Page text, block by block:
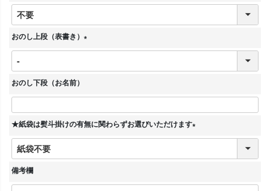
(
おのし上段（表書き）
(
おのし下段（お名前）
★紙袋は熨斗掛けの有無に関わらずお選びいただけます
(
備考欄